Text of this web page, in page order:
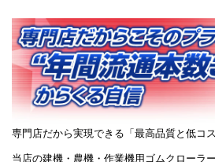
専門店だから実現できる「最高品質と低コス
当店の建機・農機・作業機用ゴムクローラ